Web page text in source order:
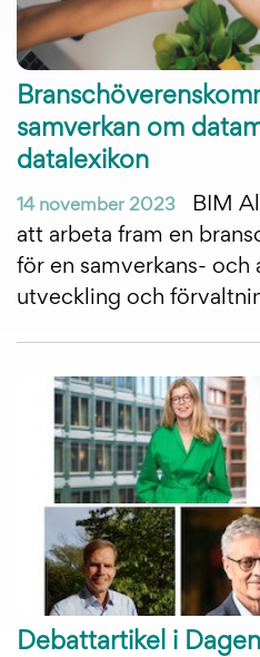
samverkan om
datalexikon
14 november 2023
BIM
att arbeta fram en
för en samverkans- och
utveckling och
Debattartikel i